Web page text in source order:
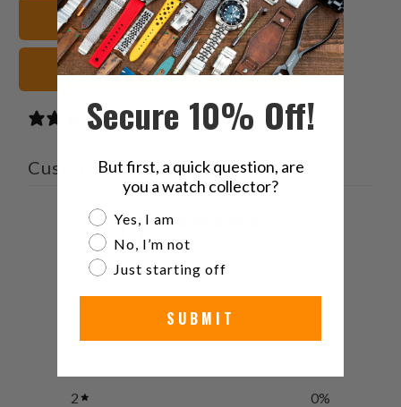
Panerai أساور الساعات
زرقاء أشرطة الساعات
0 reviews
Customer reviews
0 / 50 reviews
0%
2
0%
Secure 10% Off!
But first, a quick question, are
you a watch collector?
Are you a watch collector?
Yes, I am
No, I’m not
Just starting off
SUBMIT